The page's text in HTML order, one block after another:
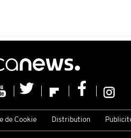
de Cookie Distribution